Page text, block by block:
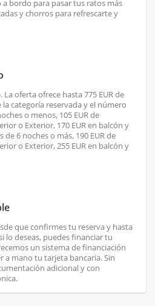
bordo para pasar tus ratos más
y chorros para refrescarte y
. La oferta ofrece hasta 775 EUR de
categoría reservada y el número
o menos, 105 EUR de
o Exterior, 170 EUR en balcón y
de 6 noches o más, 190 EUR de
o Exterior, 255 EUR en balcón y
que confirmes tu reserva y hasta
lo deseas, puedes financiar tu
un sistema de financiación
a mano tu tarjeta bancaria. Sin
adicional y con